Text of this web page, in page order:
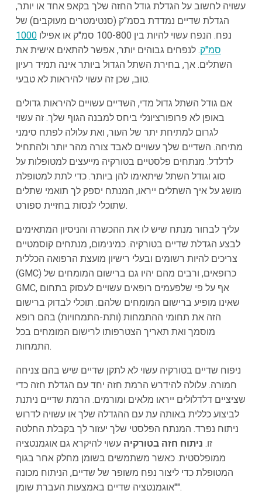
עשויה לחשוב על הגדלת גודל החזה שלך בקאפ אחד או יותר,
הגדלת שדיים נמדדת בסמ"ק (סנטימטרים מעוקבים) של
נפח. הנפח עשוי להיות בין 100-800 סמ"ק או אפילו
1000
סמ"ק. לנפחים גבוהים יותר, אפשר להתאים אישית את
השתלים. אך, בחירת השתל הגדול ביותר אינה תמיד רעיון
טוב, שכן זה עשוי להיראות לא טבעי.
אם גודל השתל גדול מדי, השדיים עשויים להיראות גדולים
באופן לא פרופורציונלי ביחס למבנה הגוף שלך. זה עשוי
לגרום למתיחת יתר של העור, ואת עלולה לפתח סימני
מתיחה. השדיים שלך עשויים לאבד צורה מהר יותר ולהתחיל
לדלדל. מנתחים פלסטיים בטורקיה מייעצים למטופלות על
סוג וגודל השתל שיתאימו להן ביותר. כדי לתת למטופלת
מושג על איך השתלים ייראו, המנתח יספק לך תואמי שתלים
שתוכלי לנסות בחזיית ספורט.
עליך לבחור מנתח שיש לו את ההכשרה והניסיון המתאימים
לבצע הגדלת שדיים בטורקיה. כמינימום, מנתחים קוסמטיים
צריכים להיות רשומים ובעלי רישיון מועצת הרפואה הכללית
(GMC) כרופאים, ורבים מהם יהיו גם ברישום המומחים של
GMC, אף על פי שלפעמים רופאים עשויים לעסוק בתחום
שאינו מופיע ברישום המומחים שלהם. תוכלי לבדוק ברישום
הזה את תחומי ההתמחות (ותת-התמחויות) בהם רופא
מוסמך ואת תאריך הצטרפותו לרישום המומחים בכל
התמחות.
ניפוח שדיים בטורקיה עשוי לא לתקן שדיים שיש בהם צניחה
חמורה. עלולה להידרש הרמת חזה יחד עם הגדלת חזה כדי
שציציים דלדלולים ייראו מלאים ומורמים. הרמת שדיים ניתנת
לביצוע כללית באותה עת עם ההגדלה שלך או עשויה לדרוש
ניתוח נפרד. המנתח הפלסטי שלך יעזור לך בקבלת החלטה
זו. ניתוח חזה בטורקיה עשוי להיקרא גם אוגמנטציה
ממופלסטית. כאשר משתמשים בשומן מחלק אחר בגוף
המטופלת כדי ליצור נפח משופר של שדיים, הניתוח מכונה
"אוגמנטציה שדיים באמצעות העברת שומן".